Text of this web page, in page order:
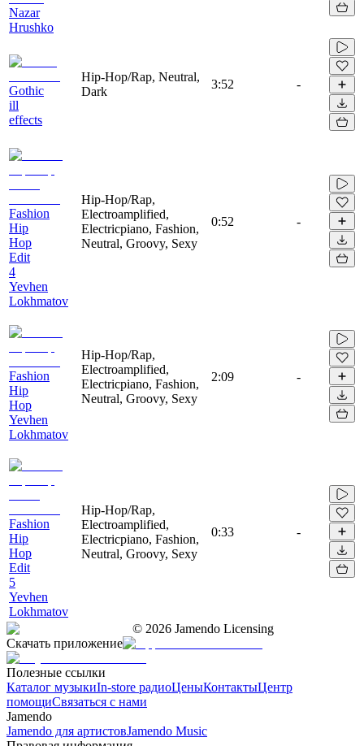
Nazar
Hrushko
Gothic
ill
effects
Hip-Hop/Rap, Neutral,
Dark
3:52 -
Fashion
Hip
Hop
Edit
4
Yevhen
Lokhmatov
Hip-Hop/Rap,
Electroamplified,
Electricpiano, Fashion,
Neutral, Groovy, Sexy
0:52 -
Fashion
Hip
Hop
Yevhen
Lokhmatov
Hip-Hop/Rap,
Electroamplified,
Electricpiano, Fashion,
Neutral, Groovy, Sexy
2:09 -
Fashion
Hip
Hop
Edit
5
Yevhen
Lokhmatov
Hip-Hop/Rap,
Electroamplified,
Electricpiano, Fashion,
Neutral, Groovy, Sexy
0:33 -
© 2026 Jamendo Licensing
Скачать приложение
Полезные ссылки
Каталог музыкиIn-store радиоЦеныКонтактыЦентр
помощиСвязаться с нами
Jamendo
Jamendo для артистовJamendo Music